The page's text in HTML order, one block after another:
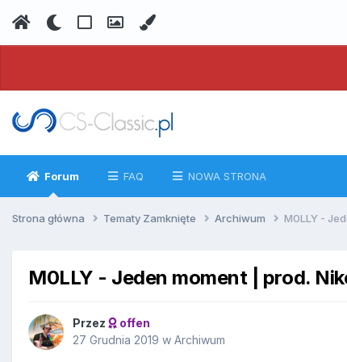
Forum FAQ NOWA STRONA
Strona główna Tematy Zamknięte Archiwum M0LLY -
M0LLY - Jeden moment | prod.
Przez
offen
27 Grudnia 2019 w Archiwum